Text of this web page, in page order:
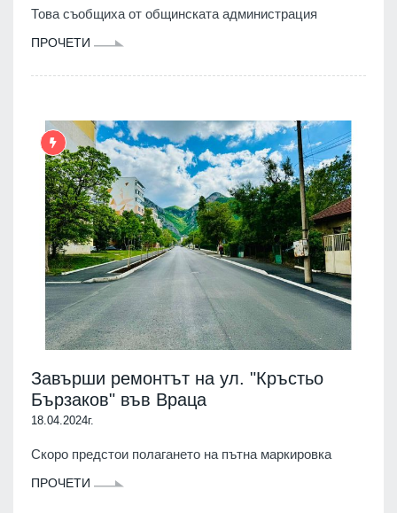
Това съобщиха от общинската администрация
ПРОЧЕТИ
Завърши ремонтът на ул. "Кръстьо
Бързаков" във Враца
18.04.2024г.
Скоро предстои полагането на пътна маркировка
ПРОЧЕТИ